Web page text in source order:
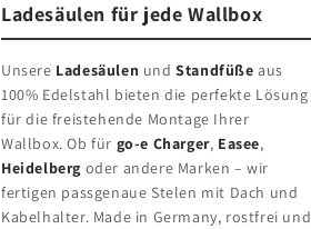
Ladesäulen für jede Wallbox
Unsere Ladesäulen undStandfüße aus
100% Edelstahl bieten die perfekte Lösung
für die freistehende Montage Ihrer
Wallbox. Ob für go-e Charger, Easee,
Heidelberg oder andere Marken – wir
fertigen passgenaue Stelen mit Dach und
Kabelhalter. Made in Germany, rostfrei und